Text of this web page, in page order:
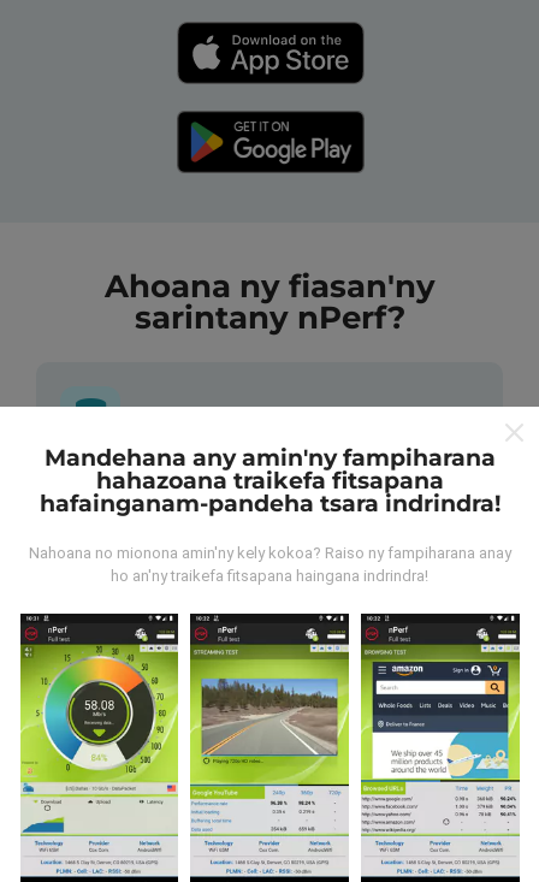
Ahoana ny fiasan'ny
sarintany nPerf?
Avy aiza ny rakitra?
amin'ny fampiasana nPerf. Ireo andrana ireo mantsy
dia mamoaka ny rakitra marina teny an-toerana. Raha
te hananadrana izany koa ianao, dia manasa anao
izahay hampiasa ny nPerf amin'ny findainao.Rehefa
maro ny rakitra voatahiry, vao mainka azo vakina ny
sarintany! . Ireo andrana voaray rehetra dia aseho
amin'ny sarintany avokoa. Ny masontsivana rehetra
kosa dia ampiharina mialohan'ny fikajiana sy
famoahana azy.
Mandehana any amin'ny fampiharana
hahazoana traikefa fitsapana
hafainganam-pandeha tsara indrindra!
Nahoana no mionona amin'ny kely kokoa? Raiso ny fampiharana anay
ho an'ny traikefa fitsapana haingana indrindra!